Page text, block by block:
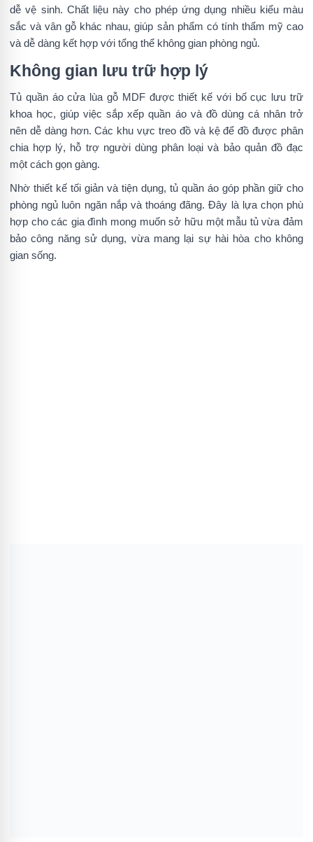
dễ vệ sinh. Chất liệu này cho phép ứng dụng nhiều kiểu màu
sắc và vân gỗ khác nhau, giúp sản phẩm có tính thẩm mỹ cao
và dễ dàng kết hợp với tổng thể không gian phòng ngủ.
Không gian lưu trữ hợp lý
Tủ quần áo cửa lùa gỗ MDF được thiết kế với bố cục lưu trữ
khoa học, giúp việc sắp xếp quần áo và đồ dùng cá nhân trở
nên dễ dàng hơn. Các khu vực treo đồ và kệ để đồ được phân
chia hợp lý, hỗ trợ người dùng phân loại và bảo quản đồ đạc
một cách gọn gàng.
Nhờ thiết kế tối giản và tiện dụng, tủ quần áo góp phần giữ cho
phòng ngủ luôn ngăn nắp và thoáng đãng. Đây là lựa chọn phù
hợp cho các gia đình mong muốn sở hữu một mẫu tủ vừa đảm
bảo công năng sử dụng, vừa mang lại sự hài hòa cho không
gian sống.